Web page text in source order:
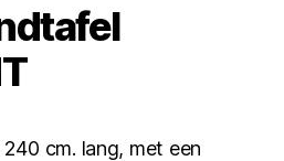
cm. lang, met een